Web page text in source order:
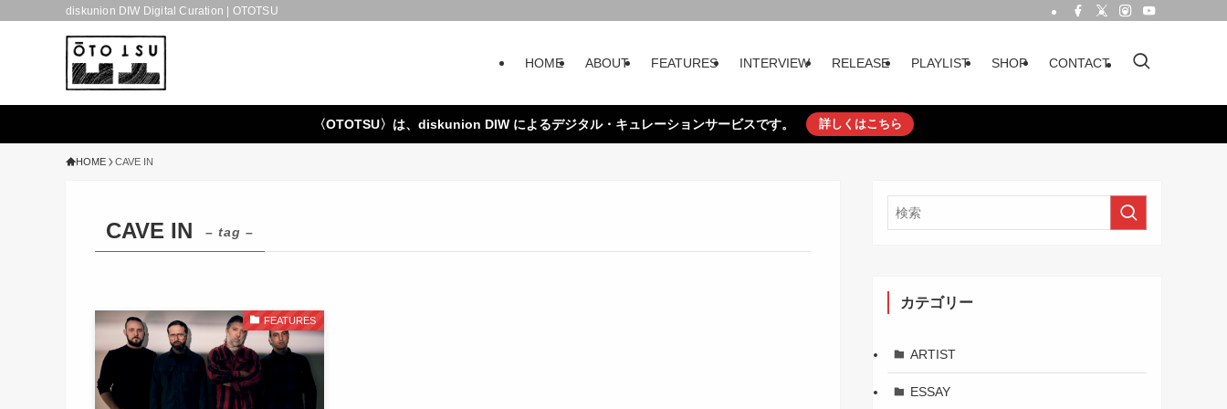
diskunion DIW Digital Curation | OTOTSU
HOME ABOUT FEATURES INTERVIEW RELEASE PLAYLIST SHOP CONTACT
〈OTOTSU〉は、diskunion DIW によるデジタル・キュレーションサービスです。 詳しくはこちら
HOME CAVE IN
CAVE IN – tag –
FEATURES
カテゴリー
ARTIST
ESSAY